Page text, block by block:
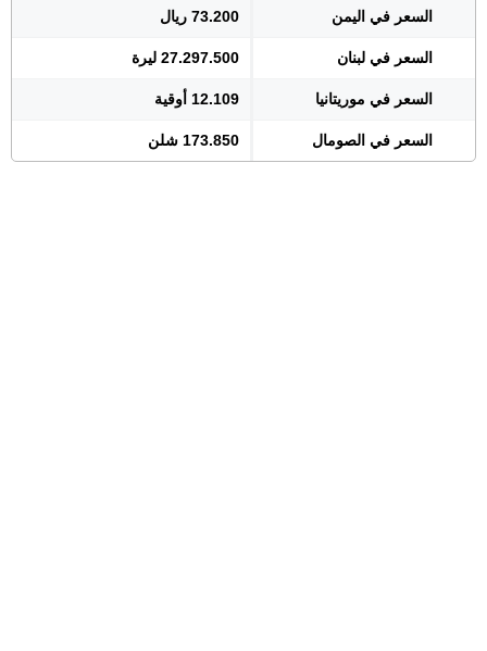
السعر في اليمن 73.200 ريال
السعر في لبنان 27.297.500 ليرة
السعر في موريتانيا 12.109 أوقية
السعر في الصومال 173.850 شلن